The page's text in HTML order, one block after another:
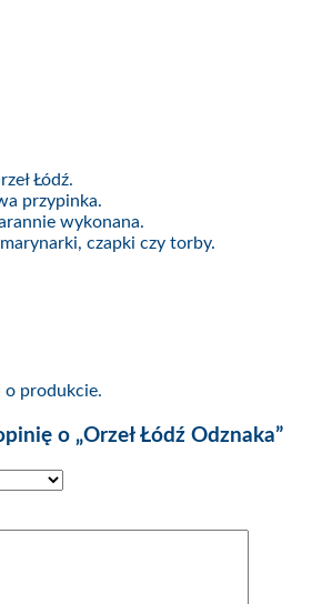
Łódź.
przypinka.
wykonana.
czapki czy torby.
o produkcie.
o „Orzeł Łódź Odznaka”